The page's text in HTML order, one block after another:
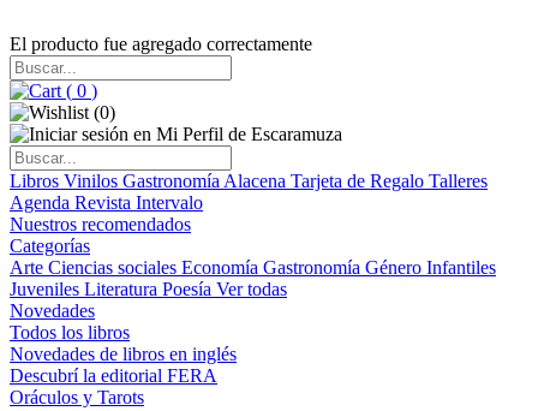
El producto fue agregado correctamente
( 0 )
(0)
Libros Vinilos Gastronomía Alacena Tarjeta de Regalo Talleres
Agenda Revista Intervalo
Nuestros recomendados
Categorías
Arte Ciencias sociales Economía Gastronomía Género Infantiles
Juveniles Literatura Poesía Ver todas
Novedades
Todos los libros
Novedades de libros en inglés
Descubrí la editorial FERA
Oráculos y Tarots